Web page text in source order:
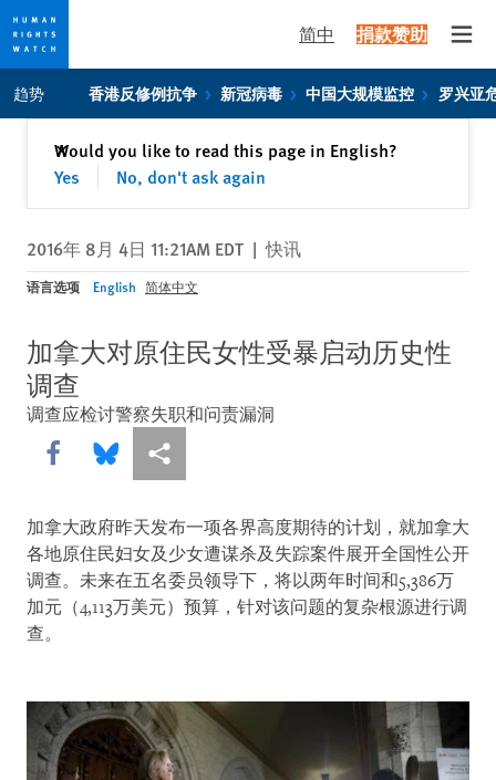
Skip
to
privacy
Skip
to
content
简中 捐款赞助
趋势 香港反修例抗争 新冠病毒 中国大规模监控 罗兴亚
Would you like to read this page in English?
Yes
No, don't ask again
✕关闭
2016年 8月 4日 11:21AM EDT | 快讯
语言选项 English 简体中文
加拿大对原住民女性受暴启动历史性
调查
调查应检讨警察失职和问责漏洞
Share this via Facebook
Share this via Bluesky
More sharing options
加拿大政府昨天发布一项各界高度期待的计划，就加拿大
各地原住民妇女及少女遭谋杀及失踪案件展开全国性公开
调查。未来在五名委员领导下，将以两年时间和5,386万
加元（4,113万美元）预算，针对该问题的复杂根源进行调
查。